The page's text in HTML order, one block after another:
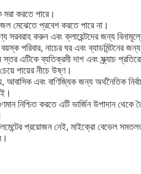
মরা করতে পারে।
মেঝেতে প্রবেশ করতে পারে না।
সরবরাহ করুন এবং ক্লায়েন্টদের জন্য
বয়স্ক পরিবার, নাচের ঘর এবং
স্তর এটিকে ব্যতিক্রমী দাগ এবং স্ক্র্যাচ
পায়ের নীচে উষ্ণ।
এবং বাণিজ্যিক জন্য অর্থনৈতিক
নিশ্চিত করতে এটি ভার্জিন উপাদান থেকে
প্রয়োজন নেই, মাইক্রো বেভেল